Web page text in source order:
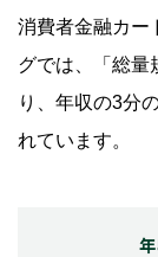
消費者金融カー
グでは、「総量
り、年収の3分
れています。